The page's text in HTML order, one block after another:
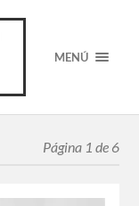
MENÚ
Página 1 de 6